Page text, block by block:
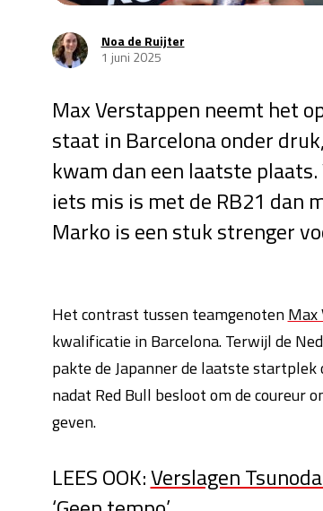
Noa de Ruijter
1 juni 2025
Max Verstappen neemt het
staat in Barcelona onder
kwam dan een laatste
iets mis is met de RB21 dan
Marko is een stuk strenger
Het contrast tussen teamgenotenMax
kwalificatie in Barcelona. Terwijl de
pakte de Japanner de laatste startplek
nadat Red Bull besloot om de coureur
geven.
LEES OOK:Verslagen